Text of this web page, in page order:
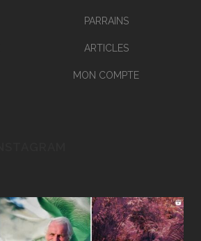
PARRAINS
ARTICLES
MON COMPTE